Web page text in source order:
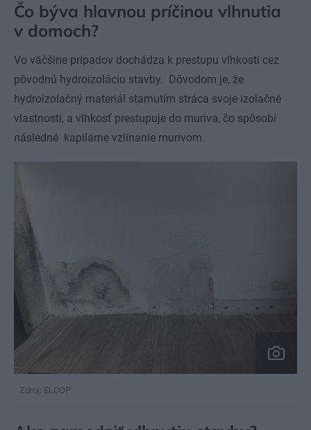
Čo býva hlavnou príčinou vlhnutia
v domoch?
Vo väčšine prípadov dochádza k prestupu vlhkosti cez
pôvodnú hydroizoláciu stavby. Dôvodom je, že
hydroizolačný materiál starnutím stráca svoje izolačné
vlastnosti, a vlhkosť prestupuje do muriva, čo spôsobí
následné kapilárne vzlínanie murivom.
Zdroj: ELCOP